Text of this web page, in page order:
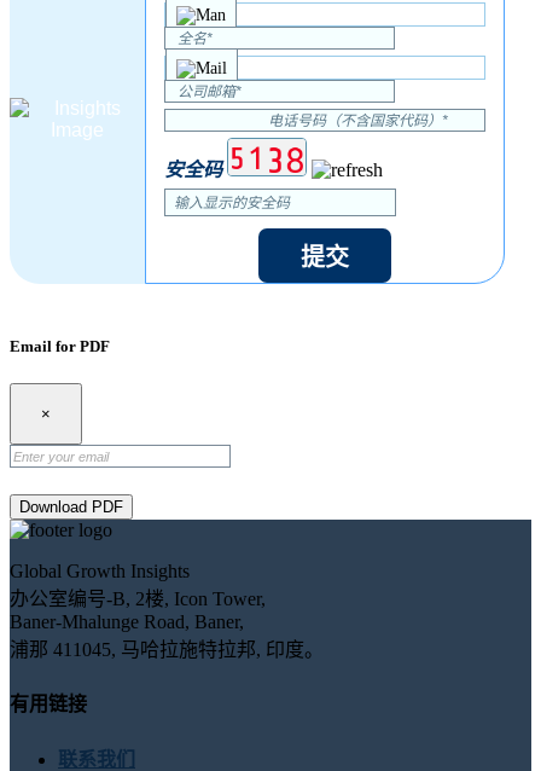
安全码
提交
Email for PDF
×
Download PDF
Global Growth Insights
办公室编号-B, 2楼, Icon Tower,
Baner-Mhalunge Road, Baner,
浦那 411045, 马哈拉施特拉邦, 印度。
有用链接
联系我们